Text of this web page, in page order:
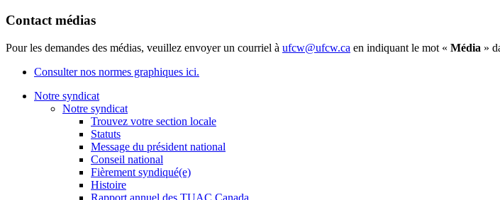
Contact médias
Pour les demandes des médias, veuillez envoyer un courriel à ufcw@ufcw.ca en indiquant le mot « Média »
Consulter nos normes graphiques ici.
Notre syndicat
Notre syndicat
Trouvez votre section locale
Statuts
Message du président national
Conseil national
Fièrement syndiqué(e)
Histoire
Rapport annuel des TUAC Canada